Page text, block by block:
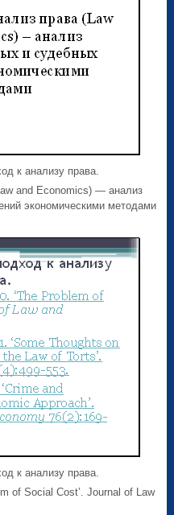
к анализу права.
and Economics) — анализ
экономическими методами
к анализу права.
of Social Cost’. Journal of Law